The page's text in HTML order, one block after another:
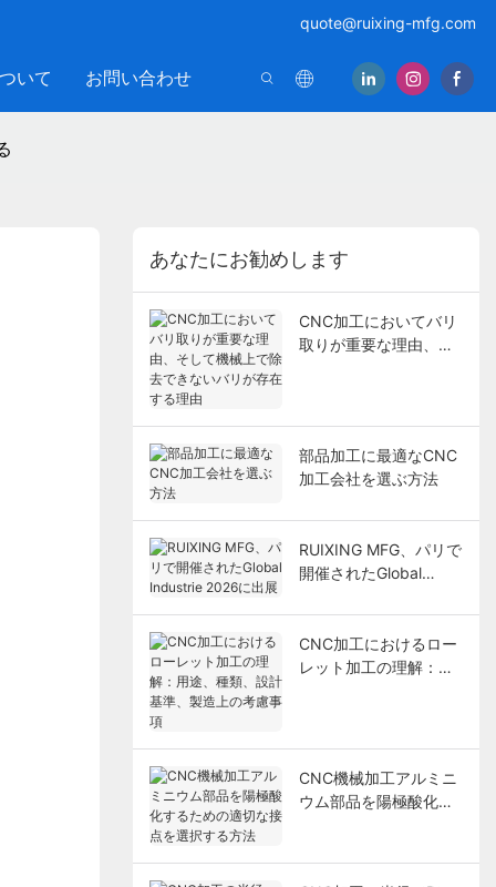
quote@ruixing-mfg.com
いて お問い合わせ
あなたにお勧めします
CNC加工においてバリ
取りが重要な理由、そ
部品加工に最適なCNC
加工会社を選ぶ方法
RUIXING MFG、パリで
開催されたGlobal
CNC加工におけるロー
レット加工の理解：用
CNC機械加工アルミニ
ウム部品を陽極酸化す